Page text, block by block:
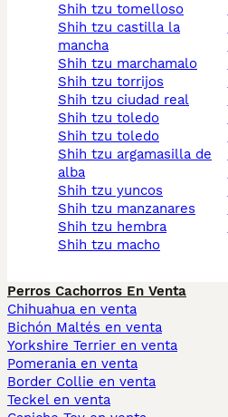
shih tzu tomelloso
shih tzu castilla la
mancha
shih tzu marchamalo
shih tzu torrijos
shih tzu ciudad real
shih tzu toledo
shih tzu toledo
shih tzu argamasilla de
alba
shih tzu yuncos
shih tzu manzanares
shih tzu hembra
shih tzu macho
Perros Cachorros En Venta
Chihuahua en venta
Bichón Maltés en venta
Yorkshire Terrier en venta
Pomerania en venta
Border Collie en venta
Teckel en venta